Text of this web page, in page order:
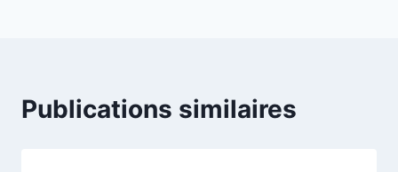
Publications similaires